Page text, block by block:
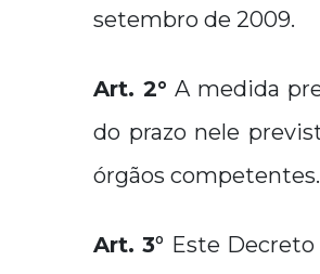
setembro de 2009.
Art. 2° A medida
do prazo nele
órgãos competentes.
Art. 3° Este